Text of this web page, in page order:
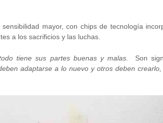
mayor, con chips de tecnología
a los sacrificios y las luchas.
tiene sus partes buenas y malas.
Son
adaptarse a lo nuevo y otros deben crearlo,